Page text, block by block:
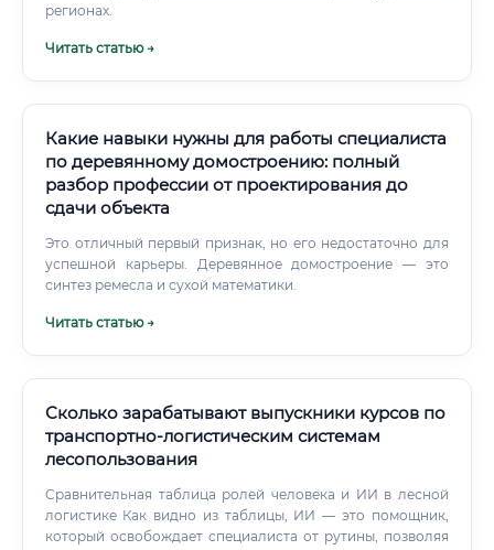
регионах.
Читать статью →
Какие навыки нужны для работы специалиста
по деревянному домостроению: полный
разбор профессии от проектирования до
сдачи объекта
Это отличный первый признак, но его недостаточно для
успешной карьеры. Деревянное домостроение — это
синтез ремесла и сухой математики.
Читать статью →
Сколько зарабатывают выпускники курсов по
транспортно-логистическим системам
лесопользования
Сравнительная таблица ролей человека и ИИ в лесной
логистике Как видно из таблицы, ИИ — это помощник,
который освобождает специалиста от рутины, позволяя